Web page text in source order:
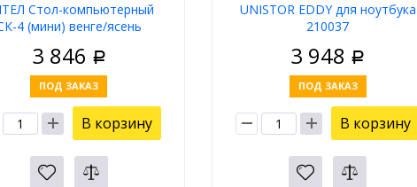
Стол-компьютерный
4 (мини) венге/ясень
3 846 Р
ПОД ЗАКАЗ
В корзину
UNISTOR EDDY для ноутбука
210037
3 948 Р
ПОД ЗАКАЗ
В корзину